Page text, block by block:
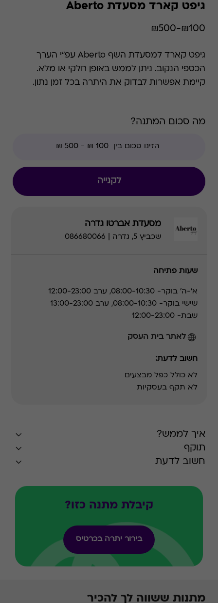
גיפט קארד מסעדת Aberto
₪100-₪500
גיפט קארד למסעדת השף Aberto עפ"י הערך
הכספי הנקוב. ניתן לממש באופן חלקי או מלא.
קיימת אפשרות לבדוק את היתרה בכל זמן נתון.
מה סכום המתנה?
לקנייה
מסעדת אברטו גדרה
שכביץ 5, גדרה | 086680066
שעות פתיחה
א'-ה' בוקר- 08:00-10:30, ערב 12:00-23:00
שישי בוקר- 08:00-10:30, ערב 13:00-23:00
שבת- 12:00-23:00
לאתר בית העסק
חשוב לדעת:
לא כולל כפל מבצעים
לא תקף בעסקיות
איך לממש?
תוקף
חשוב לדעת
קיבלת מתנה כזו?
בירור יתרה בכרטיס
מתנות ששווה לך להכיר